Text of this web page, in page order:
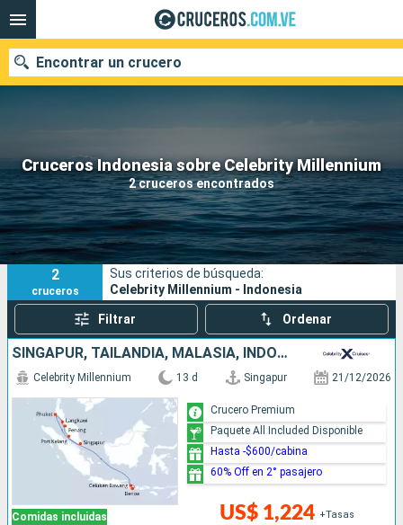
Cruceros Indonesia sobre Celebrity Millennium
2 cruceros encontrados
Encontrar un crucero
Nuestros destinos
Fecha de salida
Puertos Compañías
Buscar
2
cruceros
Sus criterios de búsqueda:
Celebrity Millennium - Indonesia
Filtrar Ordenar
SINGAPUR, TAILANDIA, MALASIA, INDONESIA
Comidas incluidas
Celebrity Millennium 13 d Singapur 21/12/2026
US$ 1,224 +Tasas
Crucero Premium
Paquete All Included Disponible
Hasta -$600/cabina
60% Off en 2° pasajero